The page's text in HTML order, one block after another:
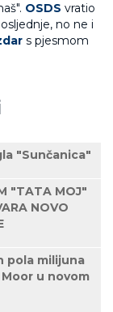
OSDS vratio
no ne i
s pjesmom
"Sunčanica"
"TATA MOJ"
NOVO
pola milijuna
u novom